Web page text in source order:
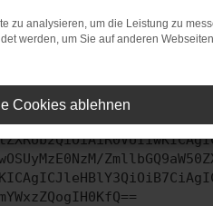
Stand sind.
dass bestimmte
versuchen, das Problem
zu analysieren, um die Leistung zu
werden, um Sie auf anderen
Cookies ablehnen